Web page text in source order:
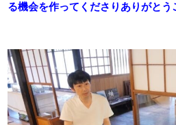
る機会を作ってくださりありがとう